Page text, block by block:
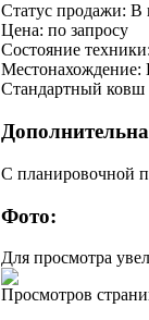
Статус продажи: В
Цена: по запросу
Состояние
Местонахождение:
Стандартный ковш
С планировочной
Фото:
Для просмотра
Просмотров